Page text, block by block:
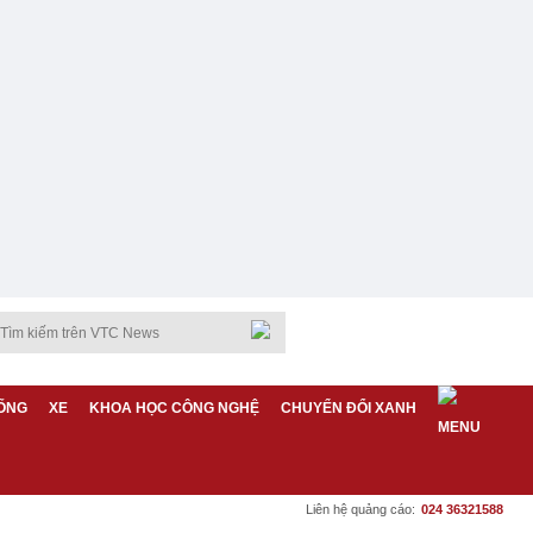
XE KHOA HỌC CÔNG NGHỆ CHUYỂN ĐỔI XANH
Liên hệ quảng cáo: 024 36321588